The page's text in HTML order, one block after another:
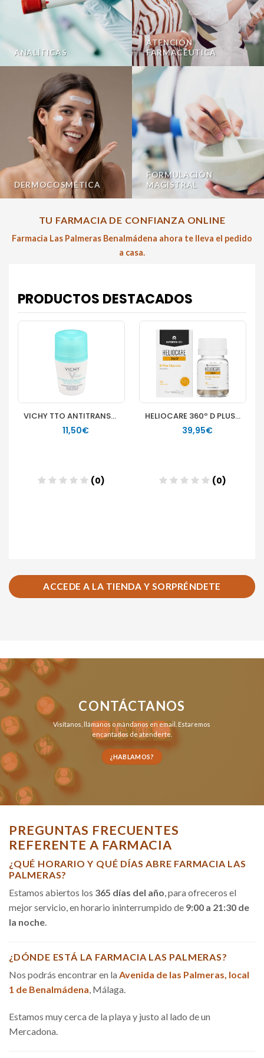
ANALÍTICAS
ATENCIÓN
FARMACÉUTICA
DERMOCOSMÉTICA
FORMULACIÓN
MAGISTRAL
TU FARMACIA DE CONFIANZA ONLINE
Farmacia Las Palmeras Benalmádena ahora te lleva el pedido
a casa.
ACCEDE A LA TIENDA Y SORPRÉNDETE
CONTÁCTANOS
Visítanos, llámanosomándanos en email . Estaremos
encantados de atenderte.
¿HABLAMOS?
PREGUNTAS FRECUENTES
REFERENTE A FARMACIA
¿QUÉ HORARIO Y QUÉ DÍAS ABRE FARMACIA LAS
PALMERAS?
Estamos abiertos los 365 días del año, para ofreceros el
mejor servicio, en horario ininterrumpido de 9:00 a 21:30 de
la noche.
¿DÓNDE ESTÁ LA FARMACIA LAS PALMERAS?
Nos podrás encontrar en la Avenida de las Palmeras, local
1 de Benalmádena, Málaga.
Estamos muy cerca de la playa y justo al lado de un
Mercadona.